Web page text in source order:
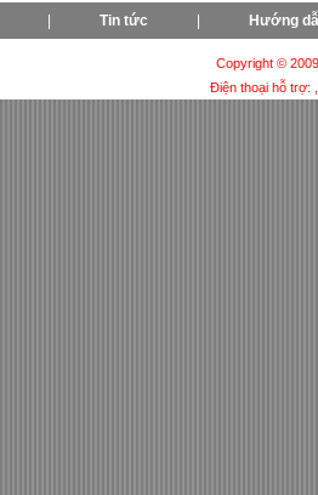
Tin tức Hướng
Copyright ©
Điện thoại hỗ trợ: